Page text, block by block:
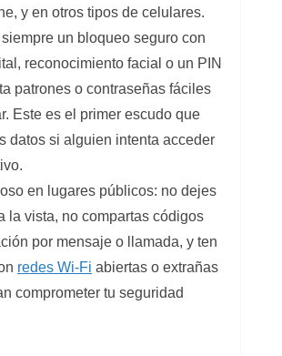
y en otros tipos de celulares.
un bloqueo seguro con
reconocimiento facial o un PIN
patrones o contraseñas fáciles
Este es el primer escudo que
datos si alguien intenta acceder
en lugares públicos: no dejes
la vista, no compartas códigos
por mensaje o llamada, y ten
redes Wi-Fi abiertas o extrañas
comprometer tu seguridad